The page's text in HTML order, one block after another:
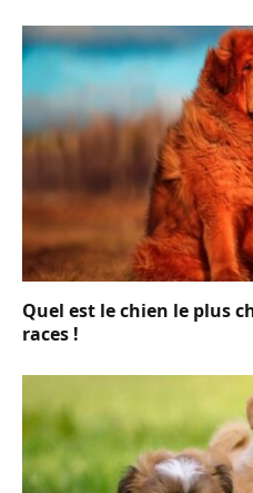
Quel est le chien le plus
races !